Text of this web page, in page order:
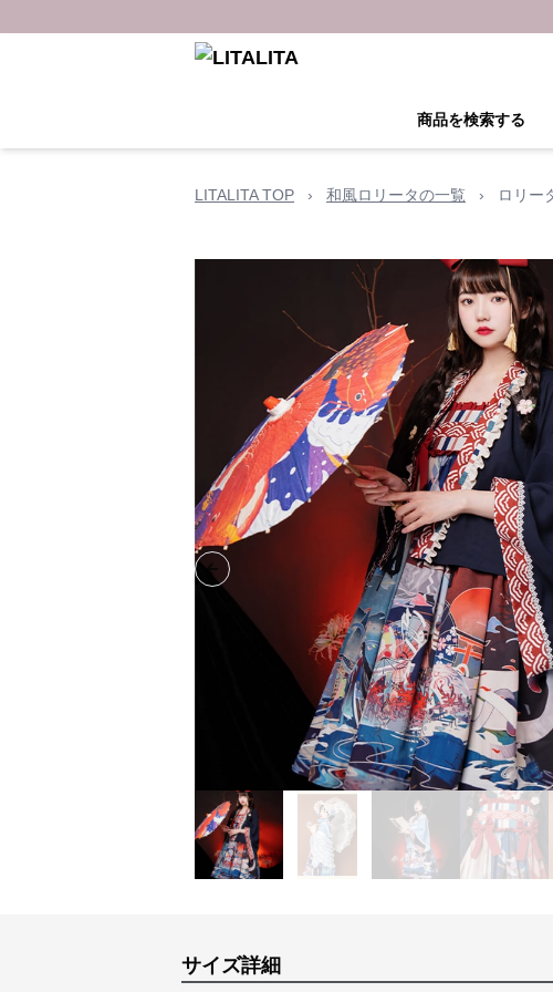
商品を検索する
LITALITA TOP › 和風ロリータの一覧 › ロリー
Previous slide
サイズ詳細